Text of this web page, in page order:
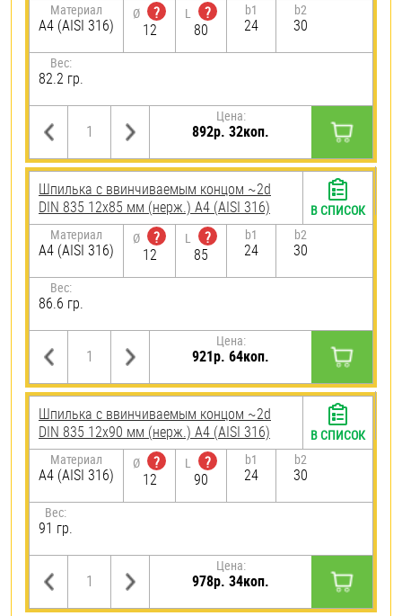
Материал
A4 (AISI 316)
Ø
?
12
L
?
80
b1
24
b2
30
Вес:
82.2 гр.
Цена:
892р. 32коп.
Шпилька c ввинчиваемым концом ~2d
DIN 835 12х85 мм (нерж.) A4 (AISI 316)
Материал
A4 (AISI 316)
Ø
?
12
L
?
85
b1
24
b2
30
Вес:
86.6 гр.
Цена:
921р. 64коп.
В СПИСОК
Шпилька c ввинчиваемым концом ~2d
DIN 835 12х90 мм (нерж.) A4 (AISI 316)
Материал
A4 (AISI 316)
Ø
?
12
L
?
90
b1
24
b2
30
Вес:
91 гр.
Цена:
978р. 34коп.
В СПИСОК